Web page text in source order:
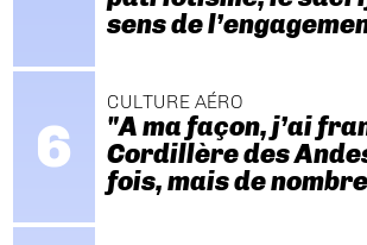
sens de
CULTURE AÉRO
"A ma façon, j’ai
Cordillère des
fois, mais de